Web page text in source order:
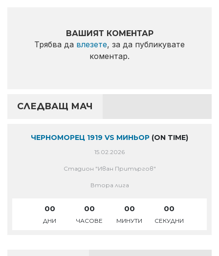
ВАШИЯТ КОМЕНТАР
Трябва да влезете, за да публикувате
коментар.
СЛЕДВАЩ МАЧ
ЧЕРНОМОРЕЦ 1919 VS МИНЬОР (ON TIME)
15.02.2026
Стадион "Иван Притъргов"
Втора лига
00
ДНИ
00
ЧАСОВЕ
00
МИНУТИ
00
СЕКУДНИ